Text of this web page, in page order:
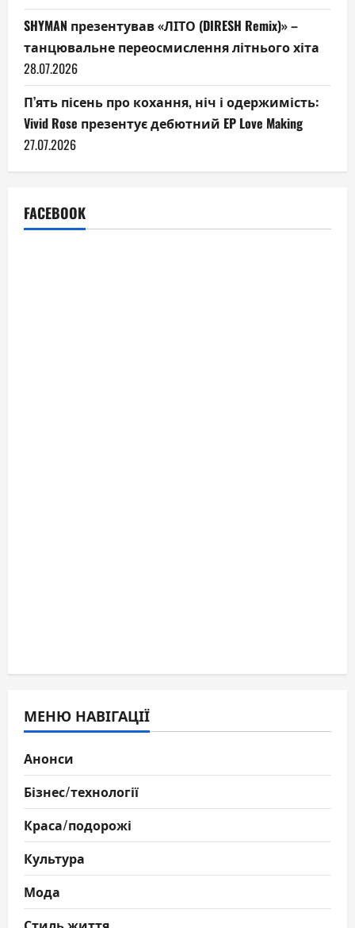
SHYMAN презентував «ЛІТО (DIRESH Remix)» –
танцювальне переосмислення літнього хіта
28.07.2026
П’ять пісень про кохання, ніч і одержимість:
Vivid Rose презентує дебютний EP Love Making
27.07.2026
FACEBOOK
МЕНЮ НАВІГАЦІЇ
Анонси
Бізнес/технології
Краса/подорожі
Культура
Мода